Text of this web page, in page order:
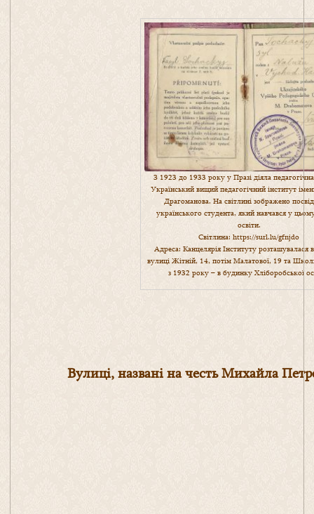
З 1923 до 1933 року у Празі діяла
Український вищий педагогічний інститут
Драгоманова. На світлині зображено
українського студента, який навчався у
освіти.
Світлина: https://surl.lu/gfnjdo
Адреса: Канцелярія Інституту розташувалася
вулиці Жітній, 14, потім Малатової, 19 та
з 1932 року – в будинку Хліборобської
Вулиці, названі на честь Михайла